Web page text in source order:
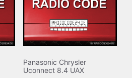
Panasonic Chrysler
Uconnect 8.4 UAX